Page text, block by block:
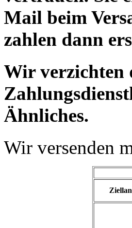
Mail beim
zahlen dann
Wir verzichten
Ähnliches.
Wir versenden